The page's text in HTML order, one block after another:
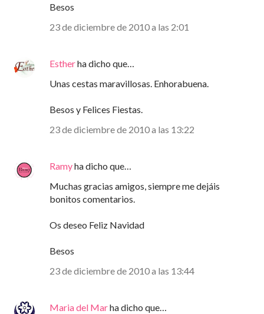
Besos
23 de diciembre de 2010 a las 2:01
Estherha dicho que…
Unas cestas maravillosas. Enhorabuena.
Besos y Felices Fiestas.
23 de diciembre de 2010 a las 13:22
Ramyha dicho que…
Muchas gracias amigos, siempre me dejáis
bonitos comentarios.
Os deseo Feliz Navidad
Besos
23 de diciembre de 2010 a las 13:44
Maria del Marha dicho que…